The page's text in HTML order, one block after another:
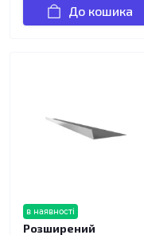
До кошика
в наявності
Розширений